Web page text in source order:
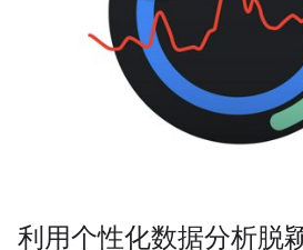
利用个性化数据分析脱